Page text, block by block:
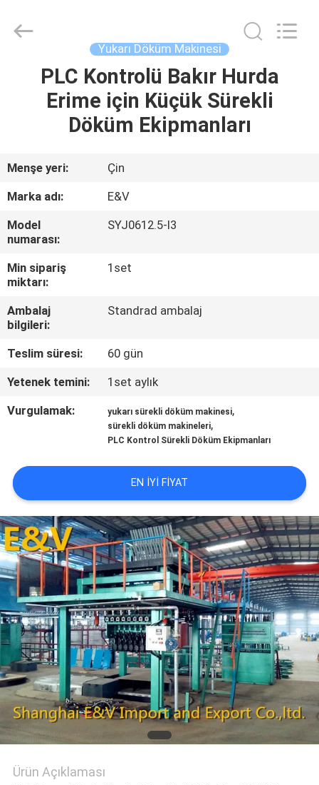
ÜRÜN:%
HAKKIMIZDA
FABRIKA
TURU
KALITE
KONTROL
BIZIMLE
ILETIŞIME
GEÇIN
HABERLER
BIR
TEKLIF
ISTEĞI
SITE
HARITASI
PRIVACY
POLICY
MACHINERY
CO.,LTD..
Yukarı Döküm Makinesi
PLC Kontrolü Bakır Hurda
Erime için Küçük Sürekli
Döküm Ekipmanları
Menşe yeri:
Çin
Marka adı:
E&V
Model
numarası:
SYJ0612.5-I3
Min sipariş
miktarı:
1set
Ambalaj
bilgileri:
Standrad ambalaj
Teslim süresi:
60 gün
Yetenek temini:
1set aylık
Vurgulamak:
yukarı sürekli döküm makinesi,
sürekli döküm makineleri,
PLC Kontrol Sürekli Döküm Ekipmanları
EN IYI FIYAT
Ürün Açıklaması